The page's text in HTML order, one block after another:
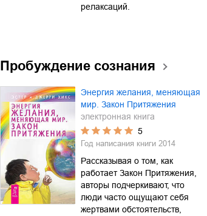
релаксаций.
Пробуждение сознания
Энергия желания, меняющая
мир. Закон Притяжения
электронная книга
5
Год написания книги 2014
Рассказывая о том, как
работает Закон Притяжения,
авторы подчеркивают, что
люди часто ощущают себя
жертвами обстоятельств,